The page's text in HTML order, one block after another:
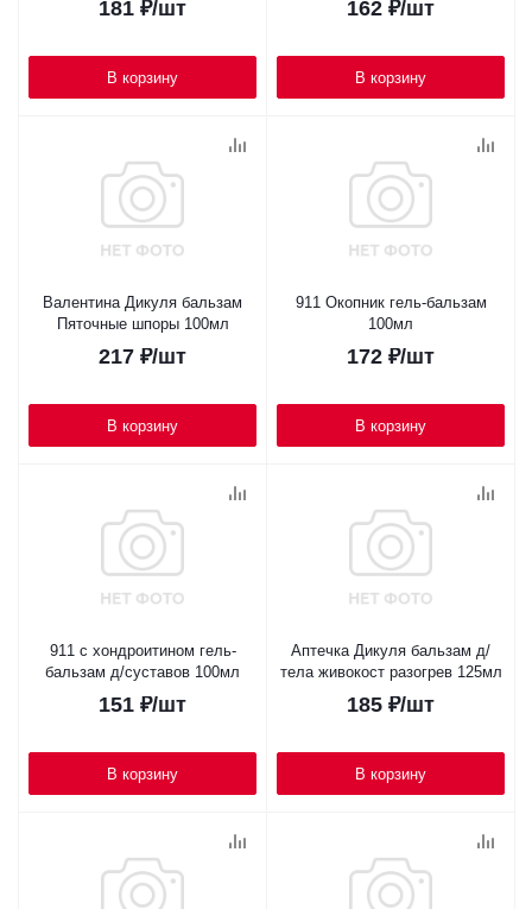
181 ₽/шт
В корзину
162 ₽/шт
В корзину
Валентина Дикуля бальзам
Пяточные шпоры 100мл
217 ₽/шт
В корзину
911 Окопник гель-бальзам
100мл
172 ₽/шт
В корзину
911 с хондроитином гель-
бальзам д/суставов 100мл
151 ₽/шт
В корзину
Аптечка Дикуля бальзам д/
тела живокост разогрев 125мл
185 ₽/шт
В корзину